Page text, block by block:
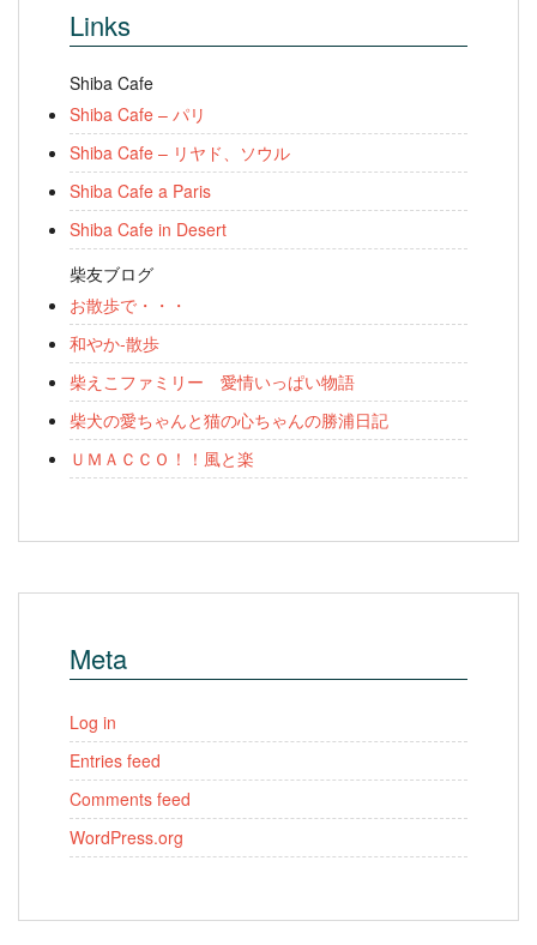
Links
Shiba Cafe
Shiba Cafe – パリ
Shiba Cafe – リヤド、ソウル
Shiba Cafe a Paris
Shiba Cafe in Desert
柴友ブログ
お散歩で・・・
和やか-散歩
柴えこファミリー 愛情いっぱい物語
柴犬の愛ちゃんと猫の心ちゃんの勝浦日記
ＵＭＡＣＣＯ！！風と楽
Meta
Log in
Entries feed
Comments feed
WordPress.org